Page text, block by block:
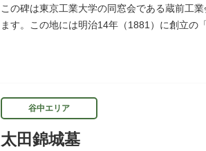
この碑は東京工業大学の同窓会である蔵前工
ます。この地には明治14年（1881）に創立の
谷中エリア
太田錦城墓